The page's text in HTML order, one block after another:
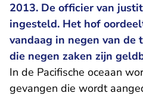
2013. De officier van
ingesteld. Het hof
vandaag in negen van de
die negen zaken zijn
In de Pacifische oceaan
gevangen die wordt